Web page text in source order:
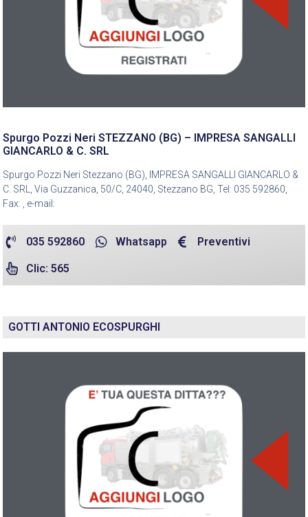
Spurgo Pozzi Neri STEZZANO (BG) – IMPRESA SANGALLI
GIANCARLO & C. SRL
Spurgo Pozzi Neri Stezzano (BG), IMPRESA SANGALLI GIANCARLO &
C. SRL, Via Guzzanica, 50/C, 24040, Stezzano BG, Tel: 035 592860,
Fax: , e-mail:
035 592860 Whatsapp Preventivi
Clic: 565
GOTTI ANTONIO ECOSPURGHI